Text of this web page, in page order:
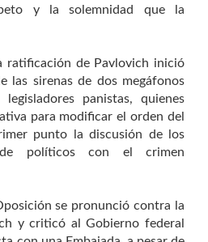
y la solemnidad que la
ratificación de Pavlovich inició
las sirenas de dos megáfonos
panistas, quienes
para modificar el orden del
punto la discusión de los
de políticos con el crimen
se pronunció contra la
y criticó al Gobierno federal